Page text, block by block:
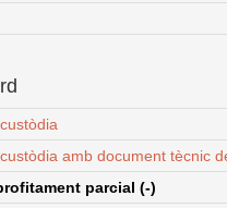
amb document tècnic
parcial (-)